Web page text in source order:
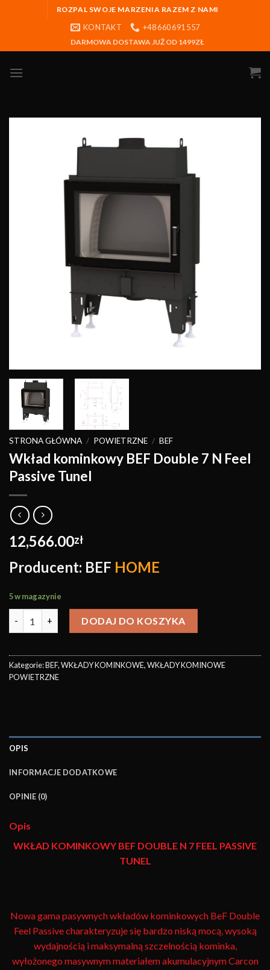
ROZPAL SWOJE MARZENIA RAZEM Z NAMI
KONTAKT +48 660 691 557
DARMOWA DOSTAWA JUŻ OD 1499ZŁ
STRONA GŁÓWNA / POWIETRZNE / BEF
Wkład kominkowy BEF Double 7 N Feel
Passive Tunel
12,566.00zł
Producent: BEF HOME
5 w magazynie
DODAJ DO KOSZYKA
Kategorie:BEF,WKŁADY KOMINKOWE,WKŁADY KOMINOWE
POWIETRZNE
OPIS
INFORMACJE DODATKOWE
OPINIE (0)
Opis
WKŁAD KOMINKOWY BEF DOUBLE N 7 FEEL PASSIVE
TUNEL
Nowa gama pasywnych wkładów kominkowych BeF Double
Feel Passive charakteryzuje się bardzo niską mocą, wysoką
wydajnością i maksymalną szczelnością kominka,
wyłożonego masywnym materiałem akumulacyjnym Carcon